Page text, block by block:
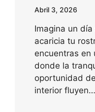
Abril 3, 2026
Imagina un
acaricia tu
encuentras en
donde la
oportunidad
interior fluyen…